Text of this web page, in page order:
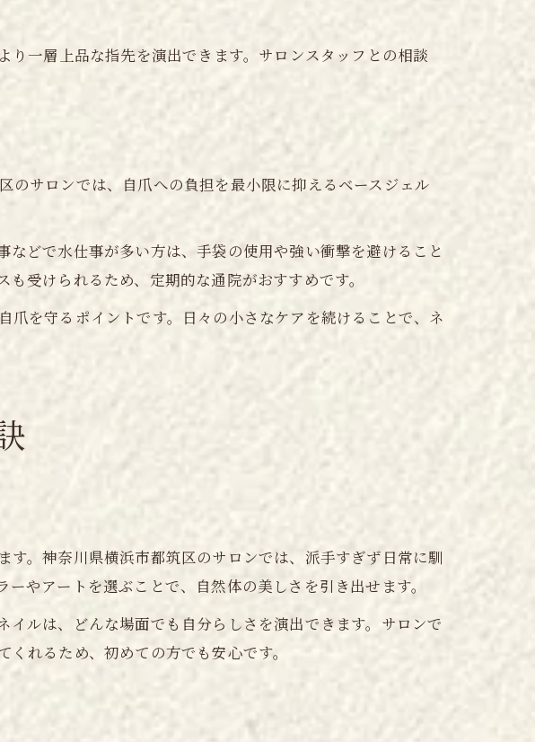
一層上品な指先を演出できます。サロンスタッフとの相談
サロンでは、自爪への負担を最小限に抑えるベースジェル
どで水仕事が多い方は、手袋の使用や強い衝撃を避けること
受けられるため、定期的な通院がおすすめです。
を守るポイントです。日々の小さなケアを続けることで、ネ
。神奈川県横浜市都筑区のサロンでは、派手すぎず日常に馴
やアートを選ぶことで、自然体の美しさを引き出せます。
ルは、どんな場面でも自分らしさを演出できます。サロンで
れるため、初めての方でも安心です。